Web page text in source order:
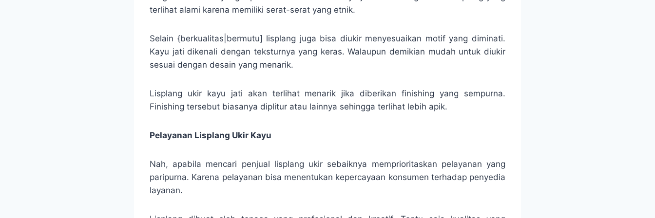
terlihat alami karena memiliki serat-serat yang etnik.
Selain {berkualitas|bermutu] lisplang juga bisa diukir menyesuaikan motif yang diminati.
Kayu jati dikenali dengan teksturnya yang keras. Walaupun demikian mudah untuk diukir
sesuai dengan desain yang menarik.
Lisplang ukir kayu jati akan terlihat menarik jika diberikan finishing yang sempurna.
Finishing tersebut biasanya diplitur atau lainnya sehingga terlihat lebih apik.
Pelayanan Lisplang Ukir Kayu
Nah, apabila mencari penjual lisplang ukir sebaiknya memprioritaskan pelayanan yang
paripurna. Karena pelayanan bisa menentukan kepercayaan konsumen terhadap penyedia
layanan.